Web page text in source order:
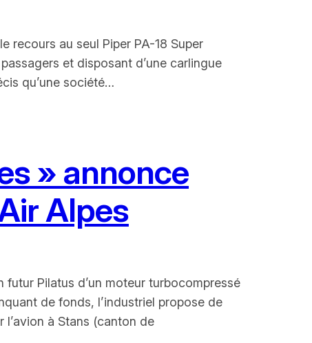
recours au seul Piper PA-18 Super
et disposant d’une carlingue
qu’une société…
» annonce
Alpes
Pilatus d’un moteur turbocompressé
de fonds, l’industriel propose de
l’avion à Stans (canton de